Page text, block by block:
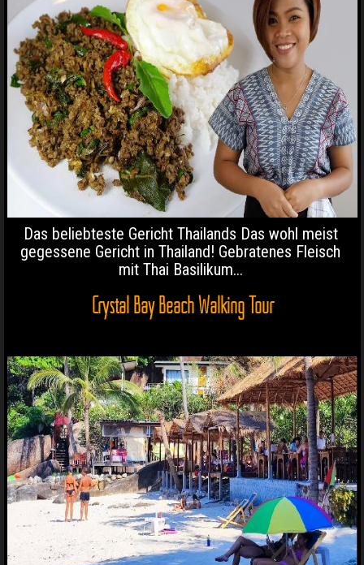
Das beliebteste Gericht Thailands Das wohl meist
gegessene Gericht in Thailand! Gebratenes Fleisch
mit Thai Basilikum...
Crystal Bay Beach Walking Tour